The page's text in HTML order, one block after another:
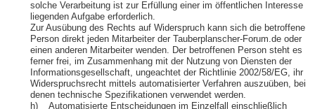
solche Verarbeitung ist zur Erfüllung einer im öffentlichen Interesse
liegenden Aufgabe erforderlich.
Zur Ausübung des Rechts auf Widerspruch kann sich die betroffene
Person direkt jeden Mitarbeiter der Tauberplanscher-Forum.de oder
einen anderen Mitarbeiter wenden. Der betroffenen Person steht es
ferner frei, im Zusammenhang mit der Nutzung von Diensten der
Informationsgesellschaft, ungeachtet der Richtlinie 2002/58/EG, ihr
Widerspruchsrecht mittels automatisierter Verfahren auszuüben, bei
denen technische Spezifikationen verwendet werden.
h) Automatisierte Entscheidungen im Einzelfall einschließlich